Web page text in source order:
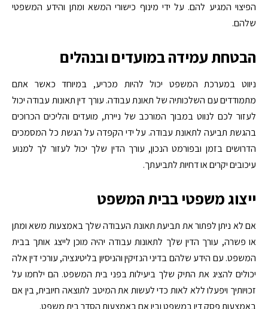
הפיצוי המגיע להם. על ידי מינוף כישורי המשא ומתן והידע המשפטי
שלהם.
הבטחת עמידה במועדים ובנהלים
ניווט במערכת המשפט יכול להיות מכריע, במיוחד כאשר אתם
מתמודדים עם השלכותיה של תאונת עבודה. עורך דין תאונות עבודה יכול
לעזור לכם לנווט במבוך המורכב של ניירת, מועדים והליכים הכרוכים
בהגשת תביעה לתאונת עבודה. על ידי הקפדה על הגשת כל המסמכים
הדרושים בזמן ובפורמט הנכון, עורך הדין שלך יכול לעזור לך למנוע
עיכובים יקרים או דחיות לתביעתך.
ייצוג משפטי בבית המשפט
אם לא ניתן לפתור את תביעת תאונת העבודה שלך באמצעות משא ומתן
או פשרה, עורך הדין שלך לתאונות עבודה יהיה מוכן לייצג אותך בבית
המשפט. עם הידע שלהם בדיני הנזיקין והניסיון בליטיגציה, עורכי דין אלה
יכולים להציג את התיק שלך ביעילות בפני בית המשפט. הם ילחמו על
זכויותיך ויפעלו ללא לאות כדי לעשות את המיטב לתוצאה חיובית, בין אם
באמצעות פסק דין במשפט ובין אם באמצעות הסדר בית משפט.